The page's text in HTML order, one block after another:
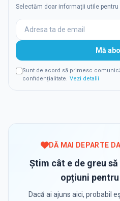
Selectăm doar informații utile pentru
Mă
Sunt de acord să primesc
confidențialitate. Vezi detalii
DĂ MAI DEPARTE
Știm cât e de greu
opțiuni
Dacă ai ajuns aici, probabil